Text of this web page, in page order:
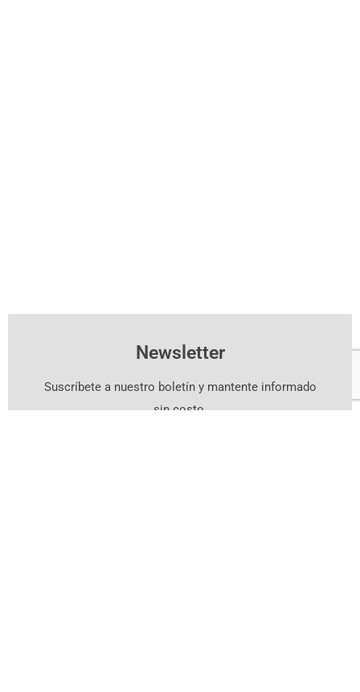
Newsletter
Suscríbete a nuestro boletín y mantente informado
sin costo.